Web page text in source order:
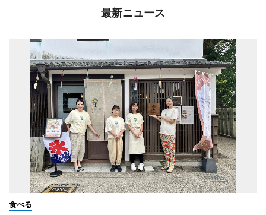
最新ニュース
食べる